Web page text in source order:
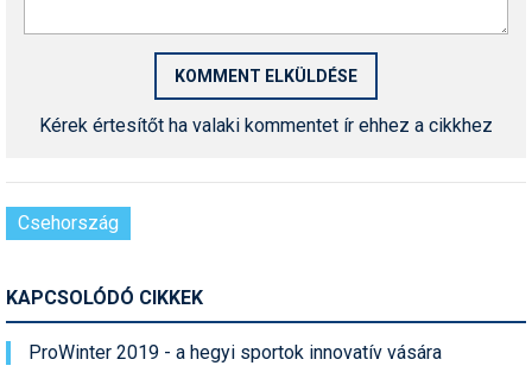
Síruházat
Sítechnika
Snowboard
Sportorvos
Kérek értesítőt ha valaki kommentet ír ehhez a cikkhez
Csehország
KAPCSOLÓDÓ CIKKEK
ProWinter 2019 - a hegyi sportok innovatív vására